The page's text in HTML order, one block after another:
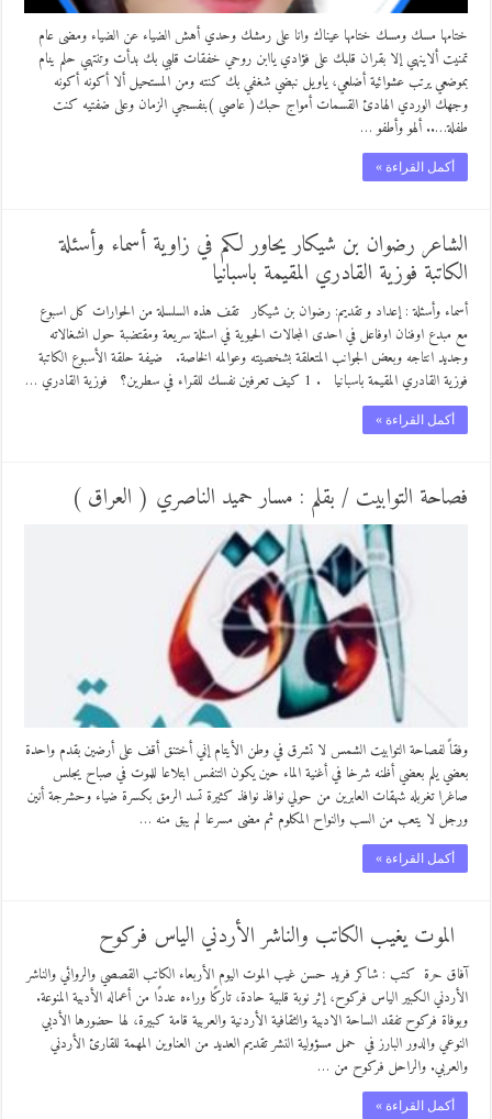
ختامها مسك ومسك ختامها عيناك وانا على رمشك وحدي أهش الضياء عن الضياء ومضى عام
تمنيت ألاينهي إلا بقران قلبك على فؤادي ياابن روحي خفقات قلبي بك بدأت وتنتهي حلم ينام
بموضعي يرتب عشوائية أضلعي، ياويل نبضي شغفي بك كنته ومن المستحيل ألا أكونه أكونه
وجهك الوردي الهادئ القسمات أمواج حبك( عاصي )بنفسجي الزمان وعلى ضفتيه كنت
طفلة….. ألهو وأطفو …
أكمل القراءة »
الشاعر رضوان بن شيكار يحاور لكم في زاوية أسماء وأسئلة
الكاتبة فوزية القادري المقيمة باسبانيا
أسماء وأسئلة : إعداد و تقديم: رضوان بن شيكار تقف هذه السلسلة من الحوارات كل اسبوع
مع مبدع اوفنان اوفاعل في احدى المجالات الحيوية في اسئلة سريعة ومقتضبة حول انشغالاته
وجديد انتاجه وبعض الجوانب المتعلقة بشخصيته وعوالمه الخاصة. ضيفة حلقة الأسبوع الكاتبة
فوزية القادري المقيمة باسبانيا . 1 كيف تعرفين نفسك للقراء في سطرين؟ فوزية القادري …
أكمل القراءة »
فصاحة التوابيت / بقلم : مسار حميد الناصري ( العراق )
وفقاً لفصاحة التوابيت الشمس لا تشرق في وطن الأيتام إني أختنق أقف على أرضين بقدم واحدة
بعضي يلم بعضي أظنه شرخا في أغنية الماء حين يكون التنفس ابتلاعا للموت في صباح يجلس
صاغرا تغربله شهقات العابرين من حولي نوافذ نوافذ كثيرة تسد الرمق بكسرة ضياء وحشرجة أنين
ورجل لا يتعب من السب والنواح المكلوم ثم مضى مسرعا لم يبق منه …
أكمل القراءة »
الموت يغيب الكاتب والناشر الأردني الياس فركوح
آفاق حرة كتب : شاكر فريد حسن غيب الموت اليوم الأربعاء الكاتب القصصي والروائي والناشر
الأردني الكبير الياس فركوح، إثر نوبة قلبية حادة، تاركًا وراءه عددًا من أعماله الأدبية المنوعة.
وبوفاة فركوح تفقد الساحة الادبية والثقافية الأردنية والعربية قامة كبيرة، لها حضورها الأدبي
النوعي والدور البارز في حمل مسؤولية النشر تقديم العديد من العناوين المهمة للقارئ الأردني
والعربي. والراحل فركوح من …
أكمل القراءة »